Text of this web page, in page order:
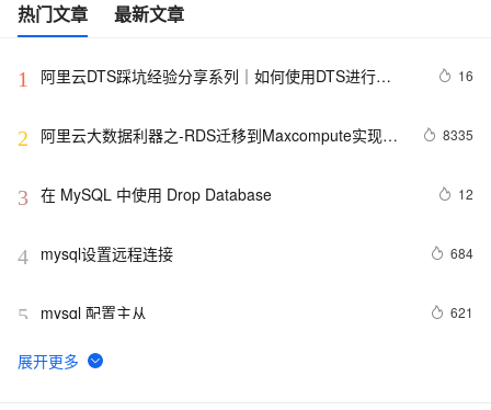
热门文章 最新文章
1
阿里云DTS踩坑经验分享系列｜如何使用DTS进行
16
2
阿里云大数据利器之-RDS迁移到Maxcompute实现动
8335
3 在 MySQL 中使用 Drop Database 12
4 mysql设置远程连接 684
5 mysql 配置主从 621
6 mysql 更改root密码